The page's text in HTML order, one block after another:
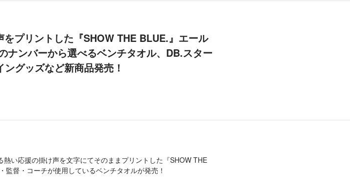
プリントした『SHOW THE BLUE.』エール
ナンバーから選べるベンチタオル、DB.スター
グッズなど新商品発売！
い応援の掛け声を文字にてそのままプリントした『SHOW THE
督・コーチが使用しているベンチタオルが発売！